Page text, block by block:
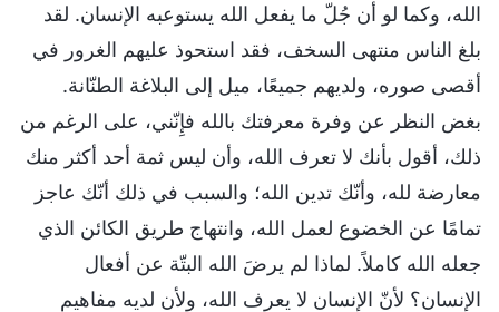
الله، وكما لو أن جُلّ ما يفعل الله يستوعبه الإنسان. لقد
بلغ الناس منتهى السخف، فقد استحوذ عليهم الغرور في
أقصى صوره، ولديهم جميعًا، ميل إلى البلاغة الطنّانة.
بغض النظر عن وفرة معرفتك بالله فإِنّني، على الرغم من
ذلك، أقول بأنك لا تعرف الله، وأن ليس ثمة أحد أكثر منك
معارضة لله، وأنّك تدين الله؛ والسبب في ذلك أنّك عاجز
تمامًا عن الخضوع لعمل الله، وانتهاج طريق الكائن الذي
جعله الله كاملاً. لماذا لم يرضَ الله البتّة عن أفعال
الإنسان؟ لأنّ الإنسان لا يعرف الله، ولأن لديه مفاهيم